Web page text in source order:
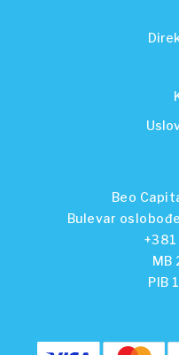
Beo
Bulevar
MB
PIB